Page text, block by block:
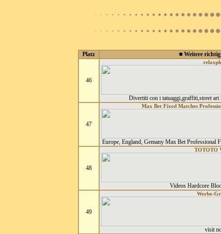
Platz ■ Weitere
46
Divertiti con i tatuaggi,graffiti,street art
47
Max Bet Fixed Matches
Europe, England, Gemany Max Bet Professional
48
TOTOTO
Videos Hardcore
49
Werbe-
visit